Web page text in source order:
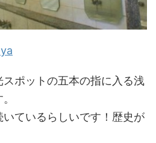
ポットの五本の指に入る浅
ているらしいです！歴史が